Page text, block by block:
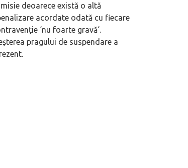
deoarece există o altă
acordate odată cu fiecare
‘nu foarte gravă‘.
pragului de suspendare a